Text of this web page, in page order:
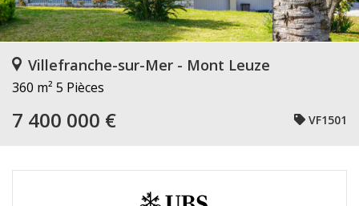
Villefranche-sur-Mer - Mont Leuze
360 m² 5 Pièces
7 400 000 € VF1501